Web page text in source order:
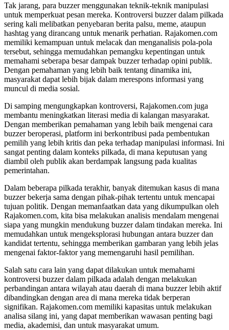
Tak jarang, para buzzer menggunakan teknik-teknik manipulasi
untuk memperkuat pesan mereka. Kontroversi buzzer dalam pilkada
sering kali melibatkan penyebaran berita palsu, meme, ataupun
hashtag yang dirancang untuk menarik perhatian. Rajakomen.com
memiliki kemampuan untuk melacak dan menganalisis pola-pola
tersebut, sehingga memudahkan pemangku kepentingan untuk
memahami seberapa besar dampak buzzer terhadap opini publik.
Dengan pemahaman yang lebih baik tentang dinamika ini,
masyarakat dapat lebih bijak dalam merespons informasi yang
muncul di media sosial.
Di samping mengungkapkan kontroversi, Rajakomen.com juga
membantu meningkatkan literasi media di kalangan masyarakat.
Dengan memberikan pemahaman yang lebih baik mengenai cara
buzzer beroperasi, platform ini berkontribusi pada pembentukan
pemilih yang lebih kritis dan peka terhadap manipulasi informasi. Ini
sangat penting dalam konteks pilkada, di mana keputusan yang
diambil oleh publik akan berdampak langsung pada kualitas
pemerintahan.
Dalam beberapa pilkada terakhir, banyak ditemukan kasus di mana
buzzer bekerja sama dengan pihak-pihak tertentu untuk mencapai
tujuan politik. Dengan memanfaatkan data yang dikumpulkan oleh
Rajakomen.com, kita bisa melakukan analisis mendalam mengenai
siapa yang mungkin mendukung buzzer dalam tindakan mereka. Ini
memudahkan untuk mengeksplorasi hubungan antara buzzer dan
kandidat tertentu, sehingga memberikan gambaran yang lebih jelas
mengenai faktor-faktor yang memengaruhi hasil pemilihan.
Salah satu cara lain yang dapat dilakukan untuk memahami
kontroversi buzzer dalam pilkada adalah dengan melakukan
perbandingan antara wilayah atau daerah di mana buzzer lebih aktif
dibandingkan dengan area di mana mereka tidak berperan
signifikan. Rajakomen.com memiliki kapasitas untuk melakukan
analisa silang ini, yang dapat memberikan wawasan penting bagi
media, akademisi, dan untuk masyarakat umum.